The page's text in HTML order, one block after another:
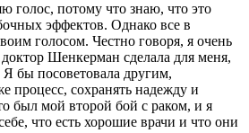
голос, потому что знаю, что это
эффектов. Однако все в
голосом. Честно говоря, я очень
доктор Шенкерман сделала для меня,
бы посоветовала другим,
процесс, сохранять надежду и
был мой второй бой с раком, и я
что есть хорошие врачи и что они